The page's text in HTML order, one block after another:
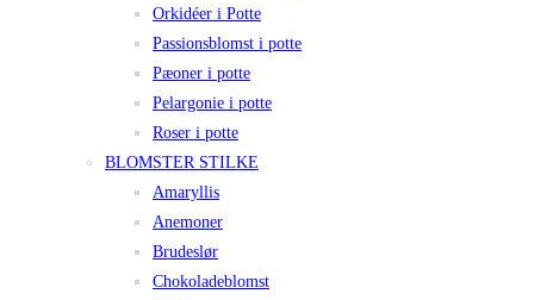
Orkidéer i Potte
Passionsblomst i potte
Pæoner i potte
Pelargonie i potte
Roser i potte
BLOMSTER STILKE
Amaryllis
Anemoner
Brudeslør
Chokoladeblomst